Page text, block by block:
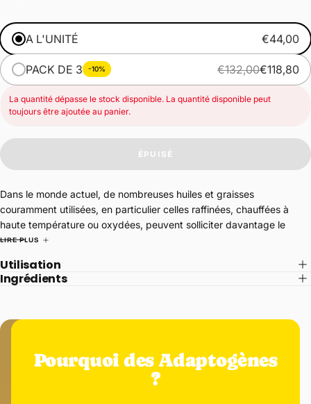
A L'UNITÉ €44,00
PACK DE 3 -10% €118,80
€132,00
La quantité dépasse le stock disponible. La quantité disponible peut
toujours être ajoutée au panier.
ÉPUISÉ
Dans le monde actuel, de nombreuses huiles et graisses
couramment utilisées, en particulier celles raffinées, chauffées à
haute température ou oxydées, peuvent solliciter davantage le
système digestif. Avec le temps, cela peut contribuer à des
lourdeur.
Belly Love de Anima Mundi a été soigneusement formulé pour
d’amers et de plantes riches en antioxydants aide à optimiser la
l’organisme.
LIRE PLUS
Utilisation
Ingrédients
Pourquoi des Adaptogènes
?